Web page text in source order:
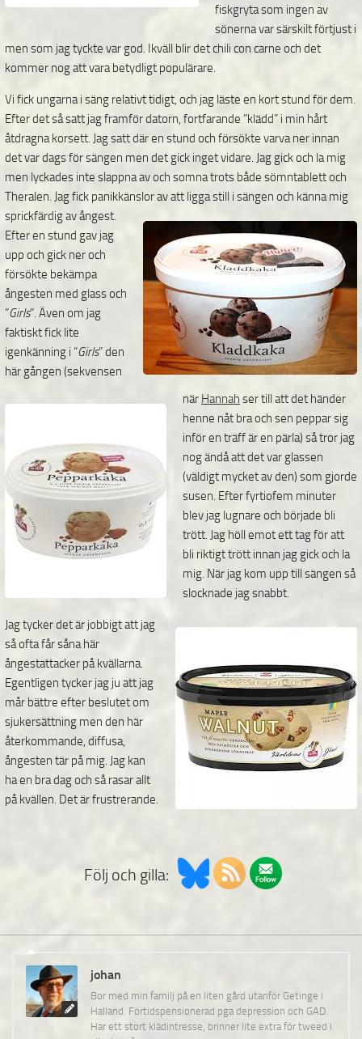
fiskgryta som ingen av
sönerna var särskilt förtjust i
men som jag tyckte var god. Ikväll blir det chili con carne och det
kommer nog att vara betydligt populärare.
Vi fick ungarna i säng relativt tidigt, och jag läste en kort stund för dem.
Efter det så satt jag framför datorn, fortfarande ”klädd” i min hårt
åtdragna korsett. Jag satt där en stund och försökte varva ner innan
det var dags för sängen men det gick inget vidare. Jag gick och la mig
men lyckades inte slappna av och somna trots både sömntablett och
Theralen. Jag fick panikkänslor avatt ligga still i sängen och känna mig
sprickfärdig av ångest.
Efter en stund gav jag
upp och gick ner och
försökte bekämpa
ångesten med glassoch
”Girls”. Även om jag
faktiskt fick lite
igenkänning i ”Girls” den
här gången (sekvensen
när Hannah ser till att det händer
henne nåt bra och sen peppar sig
inför en träff är en pärla) så tror jag
nog ändå att det var glassen
(väldigt mycket av den) som gjorde
susen. Efter fyrtiofem minuter
blev jag lugnare och började bli
trött. Jag höll emot ett tag för att
bli riktigt trött innan jag gick och la
mig. När jag kom upp till sängen så
slocknade jag snabbt.
Jag tycker det är jobbigt att jag
så ofta får såna här
ångestattacker på kvällarna.
Egentligen tycker jag ju att jag
mår bättre efter beslutet om
sjukersättning men den här
återkommande, diffusa,
ångesten tär på mig. Jag kan
ha en bra dag och så rasar allt
på kvällen. Det är frustrerande.
Följ och gilla:
johan
Bor med min familj på en liten gård utanför Getinge i
Halland. Förtidspensionerad pga depression och GAD.
Har ett stort klädintresse, brinner lite extra för tweed i